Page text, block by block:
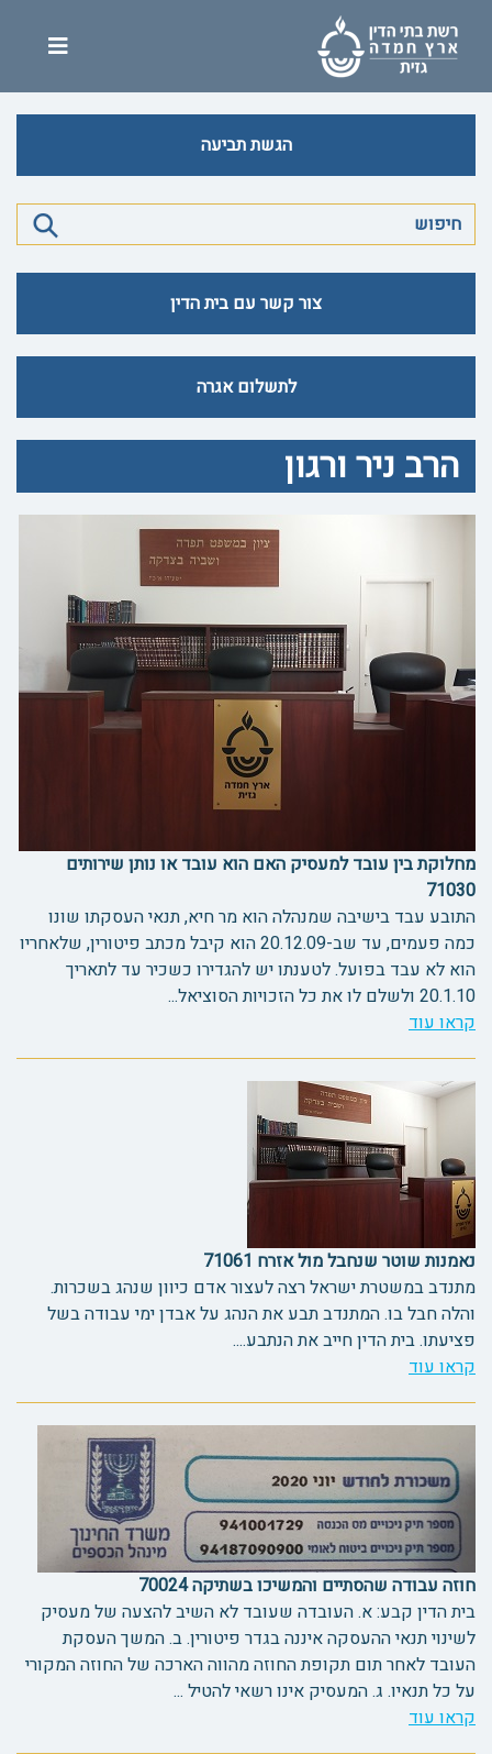
הגשת תביעה
צור קשר עם בית הדין
לתשלום אגרה
הרב ניר ורגון
מחלוקת בין עובד למעסיק האם הוא עובד או נותן שירותים
71030
התובע עבד בישיבה שמנהלה הוא מר חיא, תנאי העסקתו שונו
כמה פעמים, עד שב-20.12.09 הוא קיבל מכתב פיטורין, שלאחריו
הוא לא עבד בפועל. לטענתו יש להגדירו כשכיר עד לתאריך
20.1.10 ולשלם לו את כל הזכויות הסוציאל...
קראו עוד
נאמנות שוטר שנחבל מול אזרח 71061
מתנדב במשטרת ישראל רצה לעצור אדם כיוון שנהג בשכרות.
והלה חבל בו. המתנדב תבע את הנהג על אבדן ימי עבודה בשל
פציעתו. בית הדין חייב את הנתבע....
קראו עוד
חוזה עבודה שהסתיים והמשיכו בשתיקה 70024
בית הדין קבע: א. העובדה שעובד לא השיב להצעה של מעסיק
לשינוי תנאי ההעסקה איננה בגדר פיטורין. ב. המשך העסקת
העובד לאחר תום תקופת החוזה מהווה הארכה של החוזה המקורי
על כל תנאיו. ג. המעסיק אינו רשאי להטיל ...
קראו עוד